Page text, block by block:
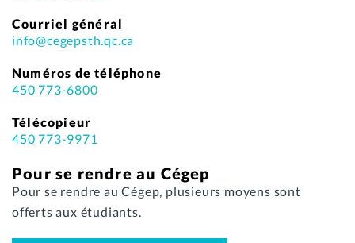
Courriel général
info@cegepsth.qc.ca
Numéros de téléphone
450 773-6800
Télécopieur
450 773-9971
Pour se rendre au Cégep
Pour se rendre au Cégep, plusieurs moyens sont
offerts aux étudiants.